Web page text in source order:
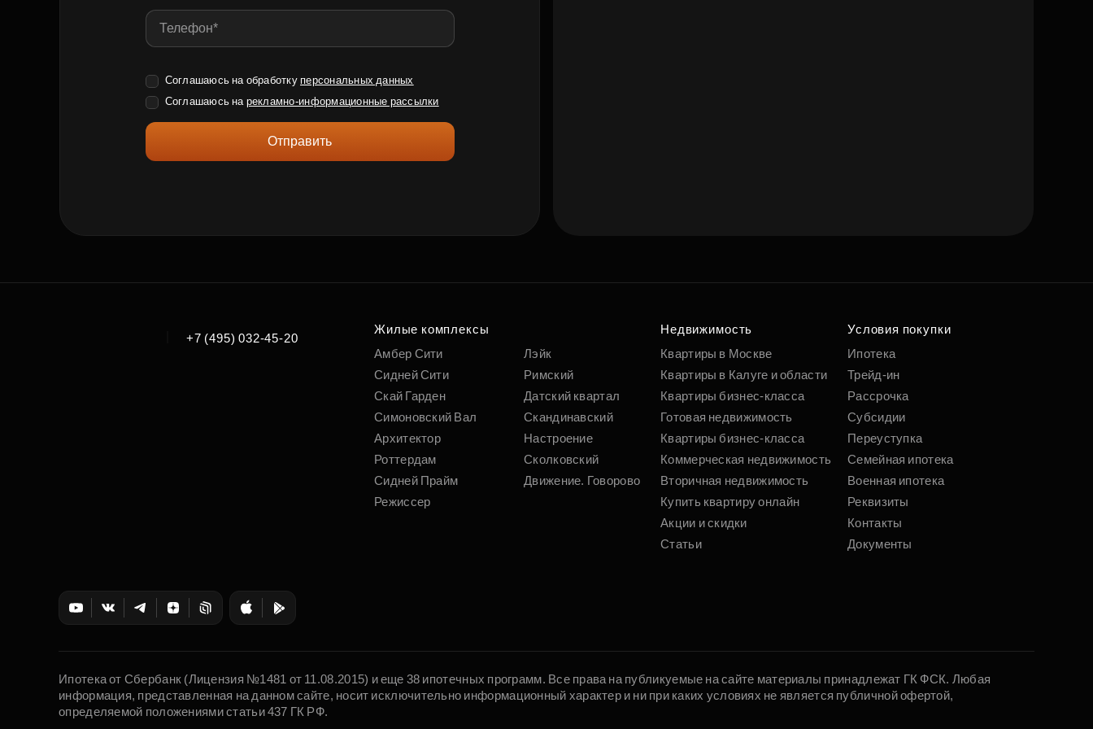
Соглашаюсь на обработку персональных данных
Соглашаюсь на рекламно-информационные рассылки
Отправить
+7 (495) 032-45-20
Жилые комплексы
Амбер Сити
Сидней Сити
Скай Гарден
Симоновский Вал
Архитектор
Роттердам
Сидней Прайм
Режиссер
Лэйк
Римский
Датский квартал
Скандинавский
Настроение
Сколковский
Движение. Говорово
Недвижимость
Квартиры в Москве
Квартиры в Калуге и области
Квартиры бизнес-класса
Готовая недвижимость
Квартиры бизнес-класса
Коммерческая недвижимость
Вторичная недвижимость
Купить квартиру онлайн
Акции и скидки
Статьи
Условия покупки
Ипотека
Трейд-ин
Рассрочка
Субсидии
Переуступка
Семейная ипотека
Военная ипотека
Реквизиты
Контакты
Документы
Ипотека от Сбербанк (Лицензия №1481 от 11.08.2015) и еще 38 ипотечных программ. Все права на публикуемые на сайте материалы принадлежат ГК ФСК. Любая
информация, представленная на данном сайте, носит исключительно информационный характер и ни при каких условиях не является публичной офертой,
определяемой положениями статьи 437 ГК РФ.